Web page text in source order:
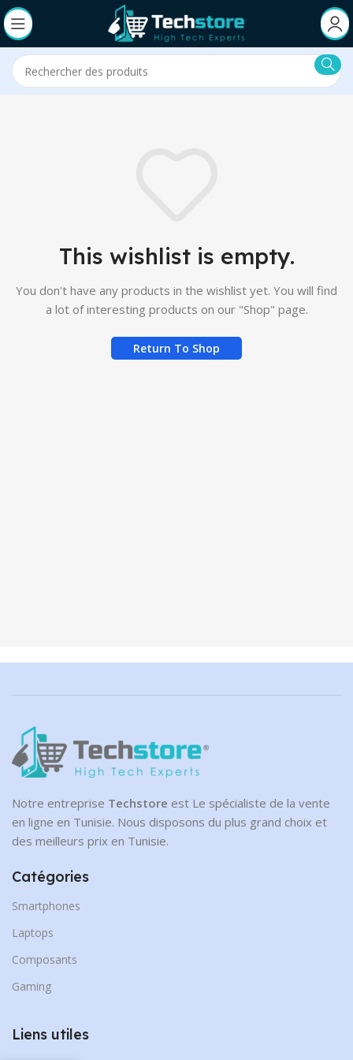
This wishlist is empty.
You don't have any products in the wishlist yet. You will find
a lot of interesting products on our "Shop" page.
Return To Shop
Notre entreprise Techstore est Le spécialiste de la vente
en ligne en Tunisie. Nous disposons du plus grand choix et
des meilleurs prix en Tunisie.
Catégories
Smartphones
Laptops
Composants
Gaming
Liens utiles